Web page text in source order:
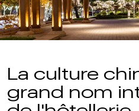
La culture
grand nom